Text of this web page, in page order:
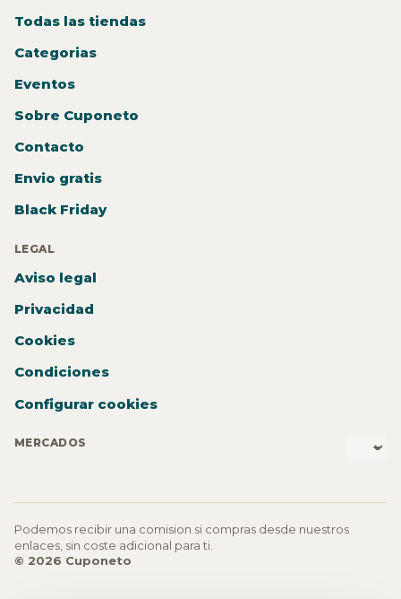
Todas las tiendas
Categorias
Eventos
Sobre Cuponeto
Contacto
Envio gratis
Black Friday
LEGAL
Aviso legal
Privacidad
Cookies
Condiciones
Configurar cookies
MERCADOS
Podemos recibir una comision si compras desde nuestros
enlaces, sin coste adicional para ti.
© 2026 Cuponeto